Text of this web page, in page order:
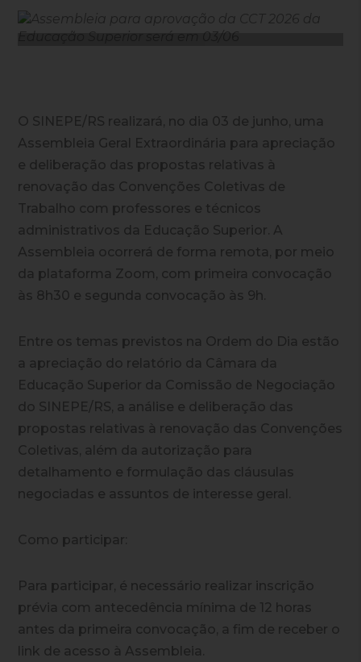
O SINEPE/RS realizará, no dia 03 de junho, uma
Assembleia Geral Extraordinária para apreciação
e deliberação das propostas relativas à
renovação das Convenções Coletivas de
Trabalho com professores e técnicos
administrativos da Educação Superior. A
Assembleia ocorrerá de forma remota, por meio
da plataforma Zoom, com primeira convocação
às 8h30 e segunda convocação às 9h.
Entre os temas previstos na Ordem do Dia estão
a apreciação do relatório da Câmara da
Educação Superior da Comissão de Negociação
do SINEPE/RS, a análise e deliberação das
propostas relativas à renovação das Convenções
Coletivas, além da autorização para
detalhamento e formulação das cláusulas
negociadas e assuntos de interesse geral.
Como participar:
Para participar, é necessário realizar inscrição
prévia com antecedência mínima de 12 horas
antes da primeira convocação, a fim de receber o
link de acesso à Assembleia.